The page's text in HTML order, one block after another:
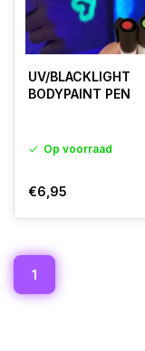
UV/BLACKLIGHT
BODYPAINT PEN
Op voorraad
€6,95
1